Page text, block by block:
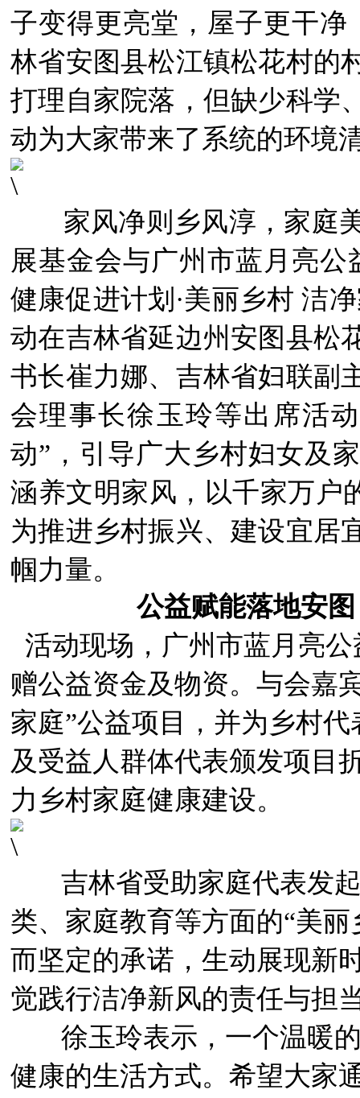
子变得更亮堂，屋子更干净
林省安图县松江镇松花村的
打理自家院落，但缺少科学
动为大家带来了系统的环境
家风净则乡风淳，家庭美
展基金会与广州市蓝月亮公
健康促进计划·美丽乡村 洁
动在吉林省延边州安图县松
书长崔力娜、吉林省妇联副
会理事长徐玉玲等出席活
动”，引导广大乡村妇女及
涵养文明家风，以千家万户
为推进乡村振兴、建设宜居
帼力量。
公益赋能落地安
活动现场，广州市蓝月亮
赠公益资金及物资。与会嘉
家庭”公益项目，并为乡村
及受益人群体代表颁发项目
力乡村家庭健康建设。
吉林省受助家庭代表发起
类、家庭教育等方面的“美
而坚定的承诺，生动展现新
觉践行洁净新风的责任与担
徐玉玲表示，一个温暖
健康的生活方式。希望大家